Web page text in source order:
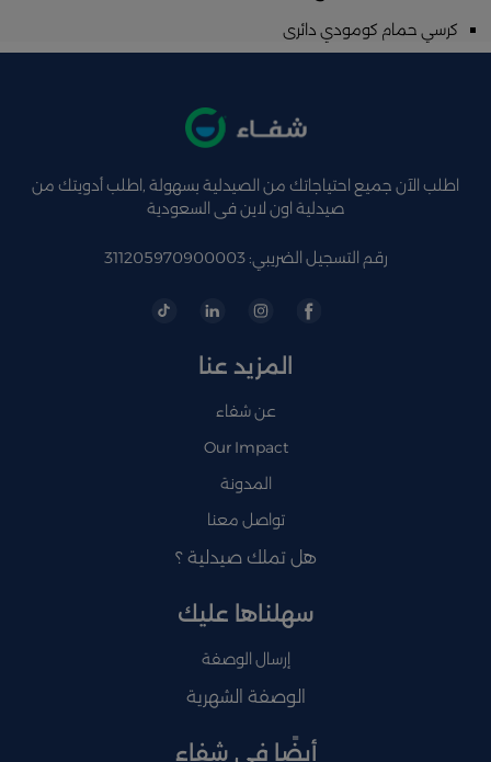
كرسي حمام كومودي دائرى
اطلب الآن جميع احتياجاتك من الصيدلية بسهولة ,اطلب أدويتك من
صيدلية اون لاين فى السعودية
رقم التسجيل الضريبي: 311205970900003
المزيد عنا
عن شفاء
Our Impact
المدونة
تواصل معنا
هل تملك صيدلية ؟
سهلناها عليك
إرسال الوصفة
الوصفة الشهرية
أيضًا في شفاء